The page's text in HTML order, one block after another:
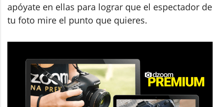
apóyate en ellas para lograr que el espectador de
tu foto mire el punto que quieres.